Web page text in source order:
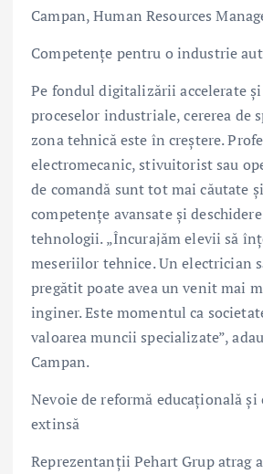
Campan, Human Resources
Competențe pentru o industrie
Pe fondul digitalizării accelerate
proceselor industriale, cererea de
zona tehnică este în creștere.
electromecanic, stivuitorist sau
de comandă sunt tot mai căutate
competențe avansate și
tehnologii. „Încurajăm elevii să
meseriilor tehnice. Un electrician
pregătit poate avea un venit mai
inginer. Este momentul ca
valoarea muncii specializate”,
Campan.
Nevoie de reformă educațională și
extinsă
Reprezentanții Pehart Grup atrag